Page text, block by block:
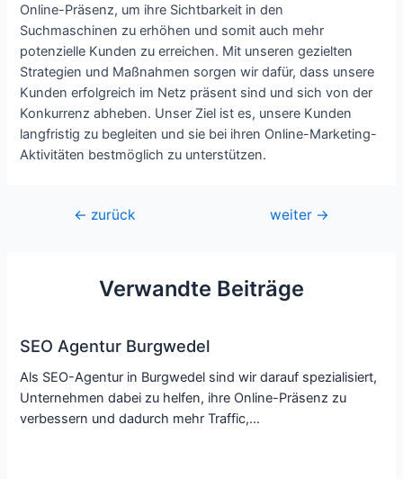
Online-Präsenz, um ihre Sichtbarkeit in den
Suchmaschinen zu erhöhen und somit auch mehr
potenzielle Kunden zu erreichen. Mit unseren gezielten
Strategien und Maßnahmen sorgen wir dafür, dass unsere
Kunden erfolgreich im Netz präsent sind und sich von der
Konkurrenz abheben. Unser Ziel ist es, unsere Kunden
langfristig zu begleiten und sie bei ihren Online-Marketing-
Aktivitäten bestmöglich zu unterstützen.
Beitragsnavigation
← zurück weiter →
Verwandte Beiträge
SEO Agentur Burgwedel
Als SEO-Agentur in Burgwedel sind wir darauf spezialisiert,
Unternehmen dabei zu helfen, ihre Online-Präsenz zu
verbessern und dadurch mehr Traffic,…